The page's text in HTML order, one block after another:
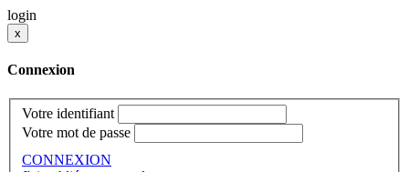
login
x
Connexion
Votre identifiant
Votre mot de passe
CONNEXION